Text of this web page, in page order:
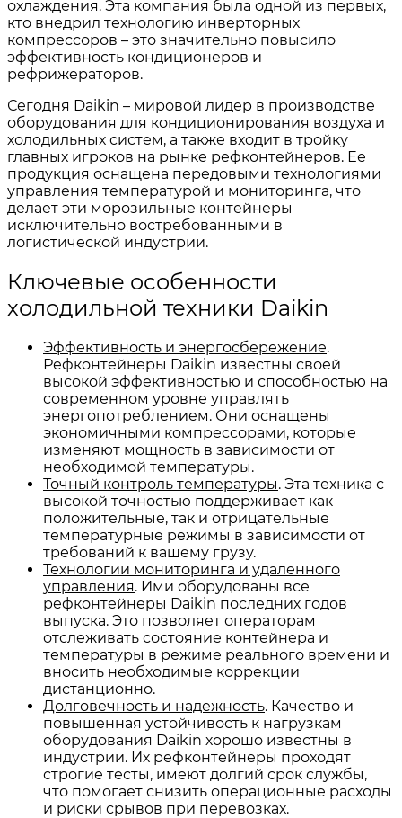
охлаждения. Эта компания была одной из первых,
кто внедрил технологию инверторных
компрессоров – это значительно повысило
эффективность кондиционеров и
рефрижераторов.
Сегодня Daikin – мировой лидер в производстве
оборудования для кондиционирования воздуха и
холодильных систем, а также входит в тройку
главных игроков на рынке рефконтейнеров. Ее
продукция оснащена передовыми технологиями
управления температурой и мониторинга, что
делает эти морозильные контейнеры
исключительно востребованными в
логистической индустрии.
Ключевые особенности
холодильной техники Daikin
Эффективность и энергосбережение.
Рефконтейнеры Daikin известны своей
высокой эффективностью и способностью на
современном уровне управлять
энергопотреблением. Они оснащены
экономичными компрессорами, которые
изменяют мощность в зависимости от
необходимой температуры.
Точный контроль температуры. Эта техника с
высокой точностью поддерживает как
положительные, так и отрицательные
температурные режимы в зависимости от
требований к вашему грузу.
Технологии мониторинга и удаленного
управления. Ими оборудованы все
рефконтейнеры Daikin последних годов
выпуска. Это позволяет операторам
отслеживать состояние контейнера и
температуры в режиме реального времени и
вносить необходимые коррекции
дистанционно.
Долговечность и надежность. Качество и
повышенная устойчивость к нагрузкам
оборудования Daikin хорошо известны в
индустрии. Их рефконтейнеры проходят
строгие тесты, имеют долгий срок службы,
что помогает снизить операционные расходы
и риски срывов при перевозках.